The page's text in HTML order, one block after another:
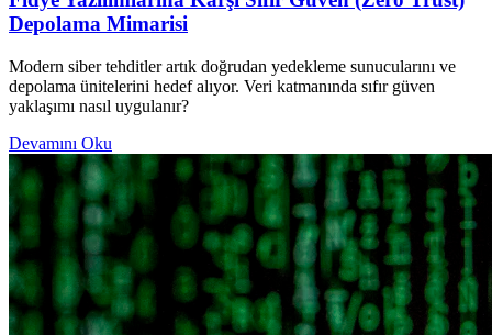
Depolama Mimarisi
Modern siber tehditler artık doğrudan yedekleme sunucularını ve
depolama ünitelerini hedef alıyor. Veri katmanında sıfır güven
yaklaşımı nasıl uygulanır?
Devamını Oku